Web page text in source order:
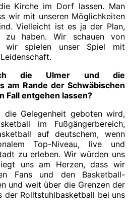
Kirche im Dorf lassen. Man
wir mit unseren Möglichkeiten
Vielleicht ist es ja der Plan,
zu haben. Wir schauen von
wir spielen unser Spiel mit
die Ulmer und die
am Rande der Schwäbischen
Fall entgehen lassen?
Gelegenheit geboten wird,
im Fußgängerbereich,
auf deutschem, wenn
Top-Niveau, live und
zu erleben. Wir würden uns
uns am Herzen, dass wir
Fans und den Basketball-
und weit über die Grenzen der
der Rolltstuhlbasketball bei uns